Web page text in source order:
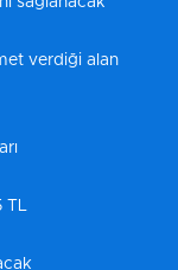
verdiği alan
TL